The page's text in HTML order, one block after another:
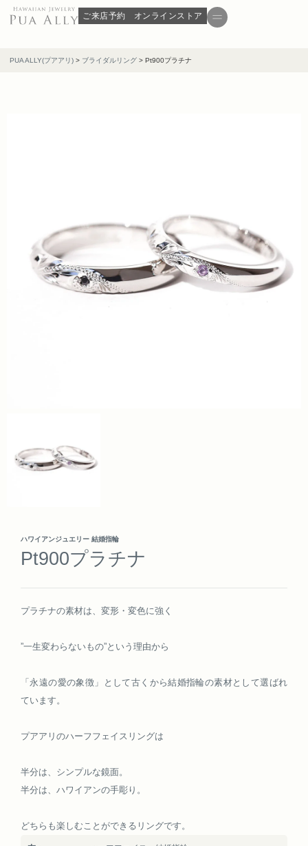
ご来店予約 オンラインストア
PUA ALLY(プアアリ) > ブライダルリング > Pt900プラチナ
ハワイアンジュエリー 結婚指輪
Pt900プラチナ
プラチナの素材は、変形・変色に強く
”一生変わらないもの”という理由から
「永遠の愛の象徴」として古くから結婚指輪の素材として選ばれ
ています。
プアアリのハーフフェイスリングは
半分は、シンプルな鏡面。
半分は、ハワイアンの手彫り。
どちらも楽しむことができるリングです。